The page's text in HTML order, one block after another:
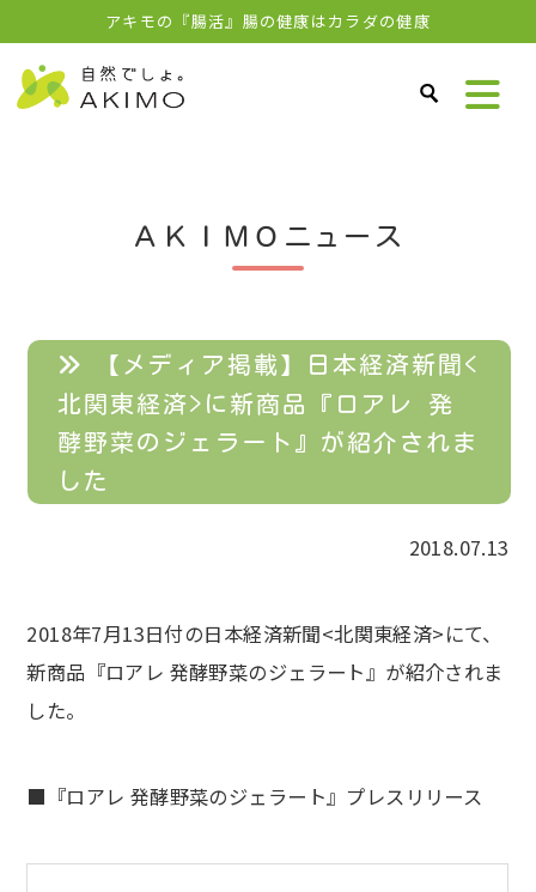
アキモの『腸活』腸の健康はカラダの健康
ＡＫＩＭＯニュース
【メディア掲載】日本経済新聞<
北関東経済>に新商品『ロアレ 発
酵野菜のジェラート』が紹介されま
した
2018.07.13
2018年7月13日付の日本経済新聞<北関東経済>にて、
新商品『ロアレ 発酵野菜のジェラート』が紹介されま
した。
■『ロアレ 発酵野菜のジェラート』プレスリリース